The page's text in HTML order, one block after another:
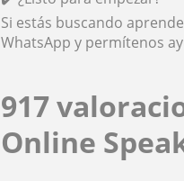
Si estás buscando
WhatsApp y permítenos
917
Online